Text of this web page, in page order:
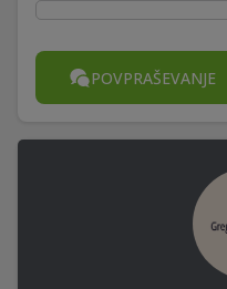
POVPRAŠEVANJE